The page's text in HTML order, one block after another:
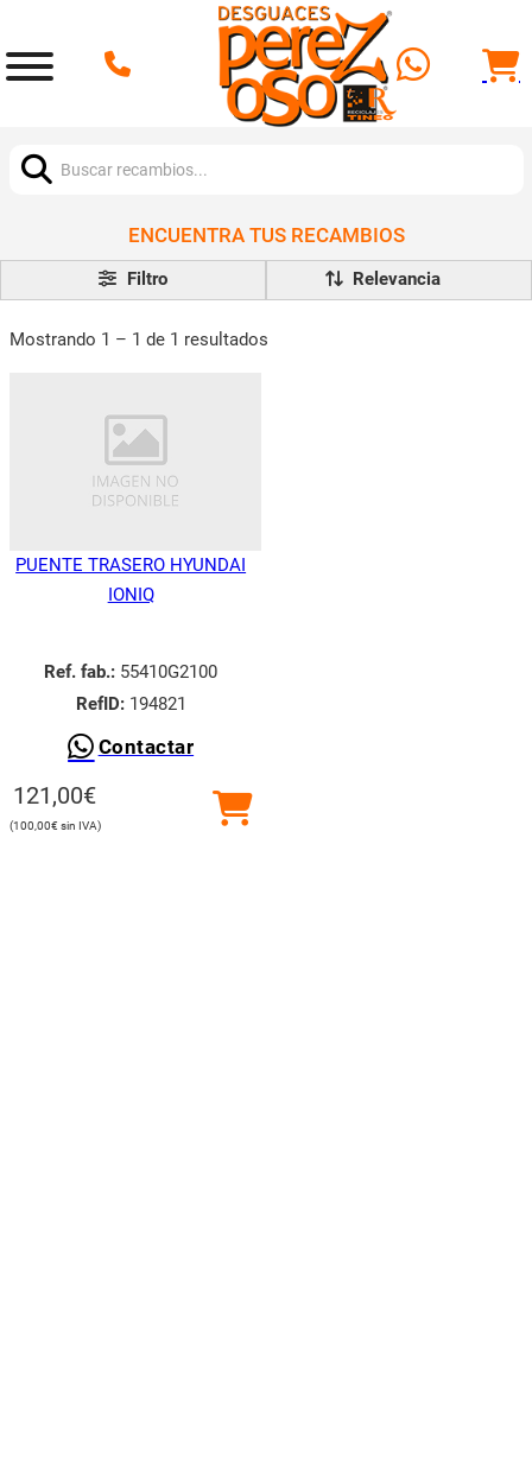
ENCUENTRA TUS RECAMBIOS
Filtro
Mostrando 1 – 1 de 1 resultados
PUENTE TRASERO HYUNDAI
IONIQ
Ref. fab.: 55410G2100
RefID:194821
Contactar
121,00€
100,00€